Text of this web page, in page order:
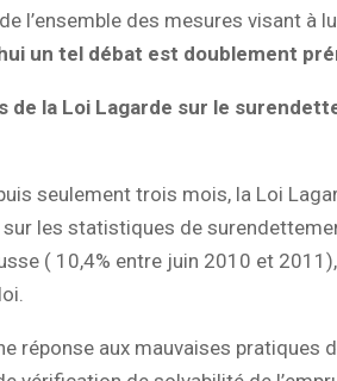
l’ensemble des mesures visant à
un tel débat est doublement
de la Loi Lagarde sur le
seulement trois mois, la Loi
les statistiques de
( 10,4% entre juin 2010 et
réponse aux mauvaises pratiques